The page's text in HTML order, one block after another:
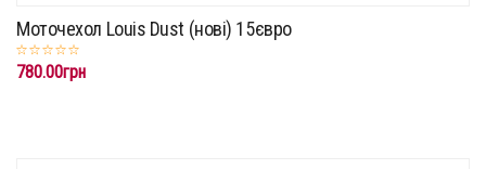
Моточехол Louis Dust (нові) 15євро
780.00грн